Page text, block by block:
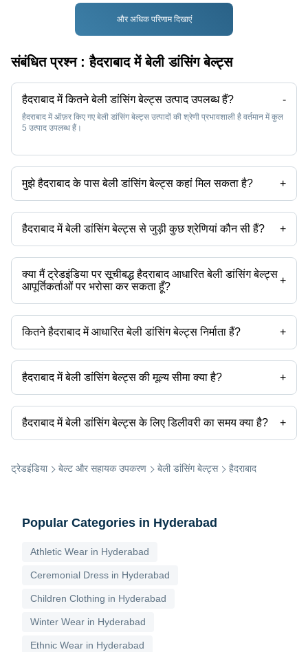
और अधिक परिणाम दिखाएं
संबंधित प्रश्न :हैदराबाद में बेली डांसिंग बेल्ट्स
हैदराबाद में कितने बेली डांसिंग बेल्ट्स उत्पाद उपलब्ध हैं? -
हैदराबाद में ऑफ़र किए गए बेली डांसिंग बेल्ट्स उत्पादों की श्रेणी प्रभावशाली है वर्तमान में कुल
5 उत्पाद उपलब्ध हैं।
मुझे हैदराबाद के पास बेली डांसिंग बेल्ट्स कहां मिल सकता है? +
आप बेली डांसिंग बेल्ट्स को हैदराबाद के आस-पास पा सकते हैं जैसे बेंगलुरु चेन्नई मुंबई आगरा
जयपुर मथुरा नोएडा नयी दिल्ली। आप हैदराबाद में बेली डांसिंग बेल्ट्स आपूर्तिकर्ताओं को
खोजने के लिए Tradeindia का भी उपयोग कर सकते हैं।
हैदराबाद में बेली डांसिंग बेल्ट्स से जुड़ी कुछ श्रेणियां कौन सी हैं? +
हैदराबाद में बेली डांसिंग बेल्ट्स से संबंधित कुछ श्रेणियों में हैदराबाद में पुरुषों की बेल्ट हैदराबाद
में देवियों बेल्ट हैदराबाद में हिप बेल्ट हैदराबाद में वर्दी बेल्ट हैदराबाद में प्रतिवर्ती बेल्ट हैदराबाद में
हस्तनिर्मित बेल्ट शामिल हैं।
क्या मैं ट्रेडइंडिया पर सूचीबद्ध हैदराबाद आधारित बेली डांसिंग बेल्ट्स
आपूर्तिकर्ताओं पर भरोसा कर सकता हूँ?
+
आप हैदराबाद आधारित बेली डांसिंग बेल्ट्स आपूर्तिकर्ताओं को खोजने के लिए ट्रेडइंडिया पर
ट्रस्ट स्टैम्प सुविधा का उपयोग कर सकते हैं जिन्हें भरोसेमंद के रूप में सत्यापित किया गया है।
आप एक सूचित निर्णय लेने में सहायता के लिए आपूर्तिकर्ता की रेटिंग और पिछले ग्राहकों से
प्रतिक्रिया भी देख सकते हैं।
कितने हैदराबाद में आधारित बेली डांसिंग बेल्ट्स निर्माता हैं? +
हैदराबाद में कई बेली डांसिंग बेल्ट्स निर्माता हैं। आप हैदराबाद में बेली डांसिंग बेल्ट्स निर्माताओं
को खोजने के लिए Tradeindia का उपयोग कर सकते हैं और अपनी आवश्यकताओं के
आधार पर अपनी खोज को फ़िल्टर कर सकते हैं।
हैदराबाद में बेली डांसिंग बेल्ट्स की मूल्य सीमा क्या है? +
हैदराबाद में बेली डांसिंग बेल्ट्स की प्राइस रेंज हैं -
प्रोडक्ट का नाम मूल्य
हैदराबाद में बेली डांसिंग बेल्ट्स के लिए डिलीवरी का समय क्या है? +
हैदराबाद में बेली डांसिंग बेल्ट्स के लिए डिलीवरी का समय निर्माता और उत्पाद के आधार पर
आपूर्तिकर्ताओं के लिए डिलीवरी का समय 1 सप्ताह तक लग सकता है।
ट्रेडइंडिया बेल्ट और सहायक उपकरण बेली डांसिंग बेल्ट्स हैदराबाद
Popular Categories in Hyderabad
Athletic Wear in Hyderabad
Ceremonial Dress in Hyderabad
Children Clothing in Hyderabad
Winter Wear in Hyderabad
Ethnic Wear in Hyderabad